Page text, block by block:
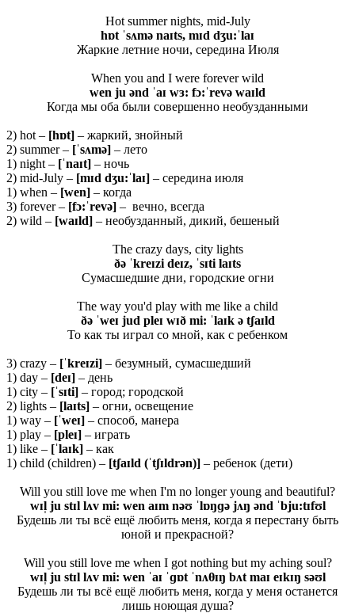
Hot summer nights, mid-July
hɒt ˈsʌmə naɪts, mɪd dʒu:ˈlaɪ
Жаркие летние ночи, середина Июля
When you and I were forever wild
wen ju ənd ˈaɪ wɜ: fɔ:ˈrevə waɪld
Когда мы оба были совершенно необузданными
2) hot – [hɒt] – жаркий, знойный
2) summer – [ˈsʌmə] – лето
1) night – [ˈnaɪt] – ночь
2) mid-July – [mɪd dʒu:ˈlaɪ] – середина июля
1) when – [wen] – когда
3) forever – [fɔ:ˈrevə] – вечно, всегда
2) wild – [waɪld] – необузданный, дикий, бешеный
The crazy days, city lights
ðə ˈkreɪzi deɪz, ˈsɪti laɪts
Сумасшедшие дни, городские огни
The way you'd play with me like a child
ðə ˈweɪ jud pleɪ wɪð mi: ˈlaɪk ə tʃaɪld
То как ты играл со мной, как с ребенком
3) crazy – [ˈkreɪzi] – безумный, сумасшедший
1) day – [deɪ] – день
1) city – [ˈsɪti] – город; городской
2) lights – [laɪts] – огни, освещение
1) way – [ˈweɪ] – способ, манера
1) play – [pleɪ] – играть
1) like – [ˈlaɪk] – как
1) child (children) – [tʃaɪld (ˈtʃɪldrən)] – ребенок (дети)
Will you still love me when I'm no longer young and beautiful?
wɪl̩ ju stɪl lʌv mi: wen aɪm nəʊ ˈlɒŋɡə jʌŋ ənd ˈbju:tɪfʊl
Будешь ли ты всё ещё любить меня, когда я перестану быть
юной и прекрасной?
Will you still love me when I got nothing but my aching soul?
wɪl̩ ju stɪl lʌv mi: wen ˈaɪ ˈɡɒt ˈnʌθɪŋ bʌt maɪ eɪkɪŋ səʊl
Будешь ли ты всё ещё любить меня, когда у меня останется
лишь ноющая душа?